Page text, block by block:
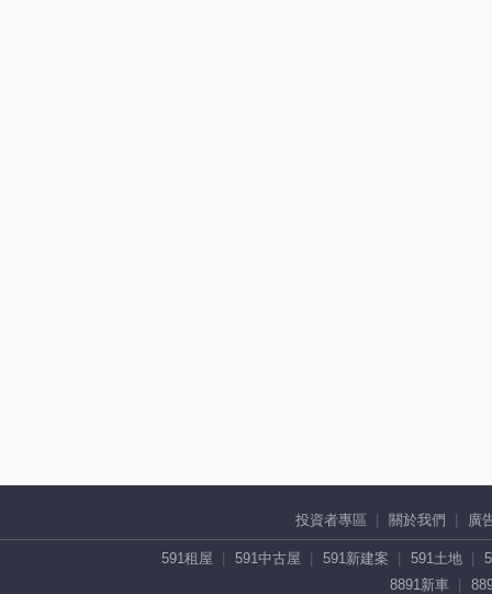
投資者專區 關於我們 廣
591租屋 591中古屋 591新建案 591土地
8891新車